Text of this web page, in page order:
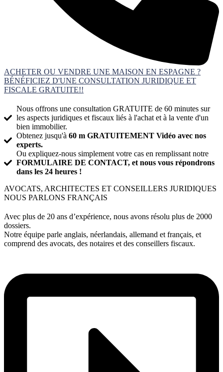
ACHETER OU VENDRE UNE MAISON EN ESPAGNE ?
BÉNÉFICIEZ D'UNE CONSULTATION JURIDIQUE ET
FISCALE GRATUITE!!
Nous offrons une consultation GRATUITE de 60 minutes sur
les aspects juridiques et fiscaux liés à l'achat et à la vente d'un
bien immobilier.
Obtenez jusqu'à 60 m GRATUITEMENT Vidéo avec nos
experts.
Ou expliquez-nous simplement votre cas en remplissant notre
FORMULAIRE DE CONTACT, et nous vous répondrons
dans les 24 heures !
AVOCATS, ARCHITECTES ET CONSEILLERS JURIDIQUES
NOUS PARLONS FRANÇAIS
Avec plus de 20 ans d’expérience, nous avons résolu plus de 2000
dossiers.
Notre équipe parle anglais, néerlandais, allemand et français, et
comprend des avocats, des notaires et des conseillers fiscaux.